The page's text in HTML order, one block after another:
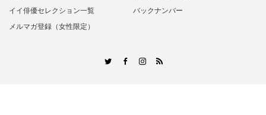
イイ俳優セレクション一覧
バックナンバー
メルマガ登録（女性限定）
TwitterFacebookInstagram
RSS